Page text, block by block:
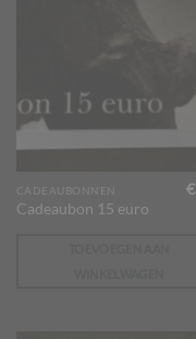
CADEAUBONNEN
Cadeaubon 15 euro
€